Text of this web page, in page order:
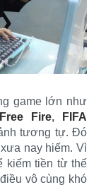
game lớn như
Free Fire,
FIFA
tương tự. Đó
nay hiếm. Vì
kiếm tiền từ thế
vô cùng khó